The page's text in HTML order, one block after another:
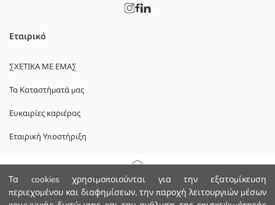
Τα cookies χρησιμοποιούνται για την εξατομίκευση
περιεχομένου και διαφημίσεων, την παροχή λειτουργιών μέσων
Αρχική Σελίδα
Εταιρικό
ΣΧΕΤΙΚΑ ΜΕ ΕΜΑΣ
Τα Καταστήματά μας
Ευκαιρίες καριέρας
Εταιρική Υποστήριξη
Πολιτική Απορρήτου και Ασφάλειας Δεδομένων